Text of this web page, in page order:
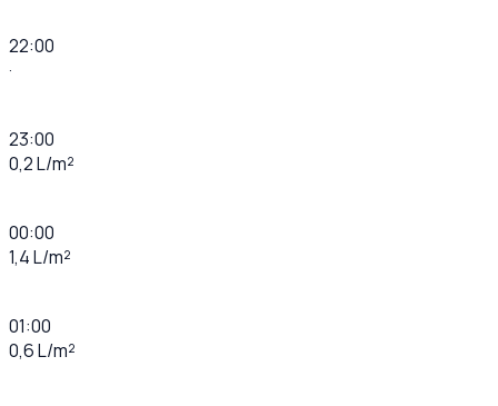
22:00
·
23:00
0,2 L/m²
00:00
1,4 L/m²
01:00
0,6 L/m²